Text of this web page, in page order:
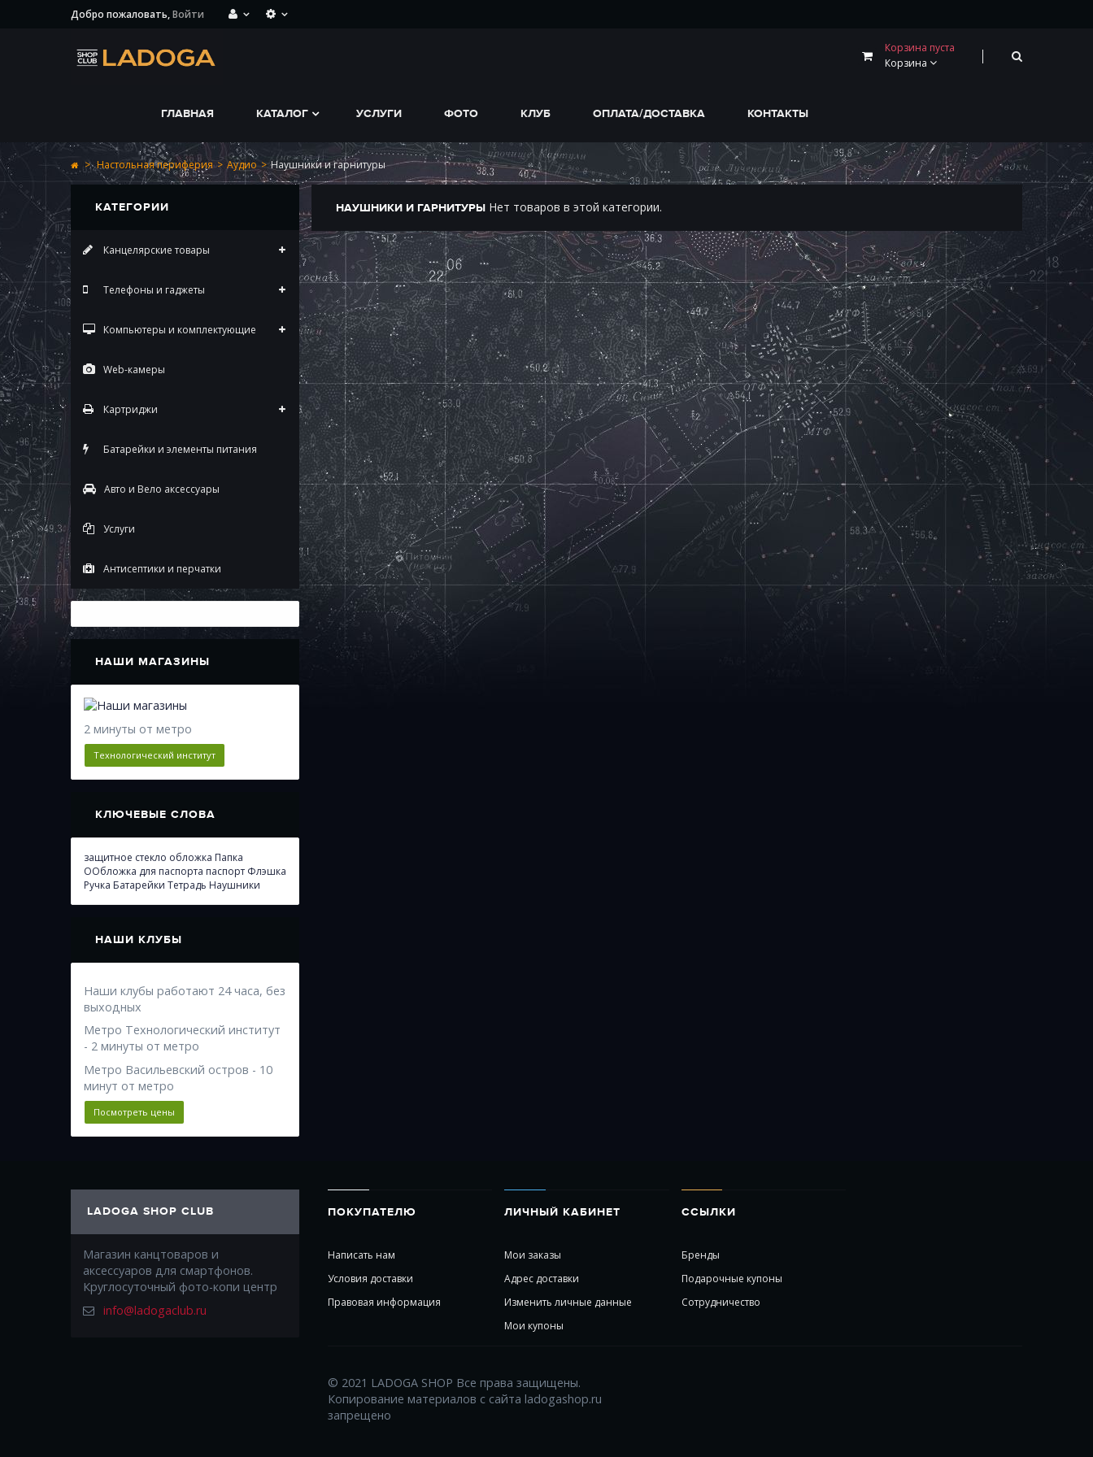
Добро пожаловать,Войти
ГЛАВНАЯ КАТАЛОГ УСЛУГИ ФОТО КЛУБ ОПЛАТА/ДОСТАВКА КОНТАКТЫ
Корзина пуста
Корзина
> Настольная периферия > Аудио > Наушники и гарнитуры
КАТЕГОРИИ
Канцелярские товары
Телефоны и гаджеты
Компьютеры и комплектующие
Web-камеры
Картриджи
Батарейки и элементы питания
Авто и Вело аксессуары
Услуги
Антисептики и перчатки
НАШИ МАГАЗИНЫ
2 минуты от метро
Технологический институт
КЛЮЧЕВЫЕ СЛОВА
защитное стекло обложка Папка
ООбложка для паспорта паспорт Флэшка
Ручка Батарейки Тетрадь Наушники
НАШИ КЛУБЫ
Наши клубы работают 24 часа, без
выходных
Метро Технологический институт
- 2 минуты от метро
Метро Васильевский остров - 10
минут от метро
Посмотреть цены
НАУШНИКИ И ГАРНИТУРЫ Нет товаров в этой категории.
LADOGA SHOP CLUB
Магазин канцтоваров и
аксессуаров для смартфонов.
Круглосуточный фото-копи центр
info@ladogaclub.ru
ПОКУПАТЕЛЮ
Написать нам
Условия доставки
Правовая информация
ЛИЧНЫЙ КАБИНЕТ
Мои заказы
Адрес доставки
Изменить личные данные
Мои купоны
ССЫЛКИ
Бренды
Подарочные купоны
Сотрудничество
© 2021 LADOGA SHOP Все права защищены.
Копирование материалов с сайта ladogashop.ru
запрещено